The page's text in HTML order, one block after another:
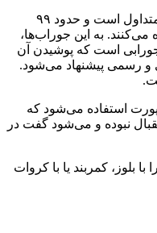
این نوع جوراب مردانه در ایران بسیار متداول است و حدود ۹۹
می‌کنند. به این جوراب‌ها،
است که پوشیدن آن
و رسمی پیشنهاد می‌شود.
استفاده می‌شود که
نبوده و می‌شود گفت در
بلوز، کمربند یا با کروات